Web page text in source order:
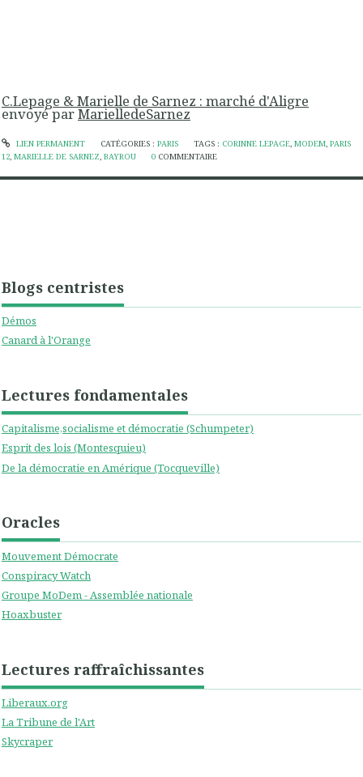
Blogs centristes
Démos
Canard à l'Orange
Lectures fondamentales
Capitalisme,socialisme et démocratie (Schumpeter)
Esprit des lois (Montesquieu)
De la démocratie en Amérique (Tocqueville)
Oracles
Mouvement Démocrate
Conspiracy Watch
Groupe MoDem - Assemblée nationale
Hoaxbuster
Lectures raffraîchissantes
Liberaux.org
La Tribune de l'Art
Skycraper
C.Lepage & Marielle de Sarnez : marché d'Aligre
envoyé parMarielledeSarnez
LIEN PERMANENT CATÉGORIES : PARIS TAGS : CORINNE LEPAGE,MODEM,PARIS
12, MARIELLE DE SARNEZ, BAYROU 0 COMMENTAIRE